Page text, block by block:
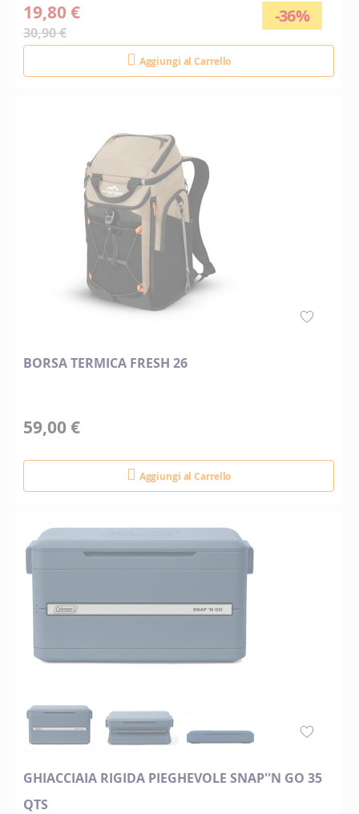
-36%
19,80 €
30,90 €
Aggiungi al Carrello
BORSA TERMICA FRESH 26
59,00 €
Aggiungi al Carrello
GHIACCIAIA RIGIDA PIEGHEVOLE SNAP''N GO 35
QTS